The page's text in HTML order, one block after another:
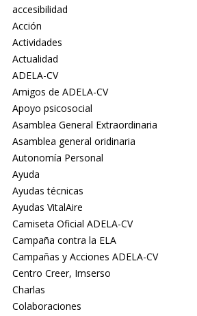
accesibilidad
Acción
Actividades
Actualidad
ADELA-CV
Amigos de ADELA-CV
Apoyo psicosocial
Asamblea General Extraordinaria
Asamblea general oridinaria
Autonomía Personal
Ayuda
Ayudas técnicas
Ayudas VitalAire
Camiseta Oficial ADELA-CV
Campaña contra la ELA
Campañas y Acciones ADELA-CV
Centro Creer, Imserso
Charlas
Colaboraciones